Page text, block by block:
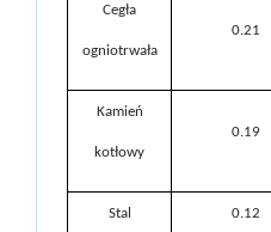
Cegła
ogniotrwała
0.21
Kamień
kotłowy
0.19
Stal 0.12